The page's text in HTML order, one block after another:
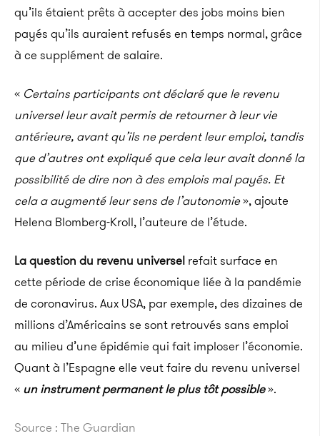
qu’ils étaient prêts à accepter des jobs moins bien
payés qu’ils auraient refusés en temps normal, grâce
à ce supplément de salaire.
« Certains participants ont déclaré que le revenu
universel leur avait permis de retourner à leur vie
antérieure, avant qu’ils ne perdent leur emploi, tandis
que d’autres ont expliqué que cela leur avait donné la
possibilité de dire non à des emplois mal payés. Et
cela a augmenté leur sens de l’autonomie», ajoute
Helena Blomberg-Kroll, l’auteure de l’étude.
La question du revenu universel refait surface en
cette période de crise économique liée à la pandémie
de coronavirus. Aux USA, par exemple, des dizaines de
millions d’Américains se sont retrouvés sans emploi
au milieu d’une épidémie qui fait imploser l’économie.
Quant à l’Espagne elle veut faire du revenu universel
« un instrument permanent le plus tôt possible».
Source : The Guardian